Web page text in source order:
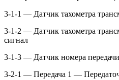
3-1-1 — Датчик тахометра
3-1-2 — Датчик тахометра
сигнал
3-1-3 — Датчик номера
3-2-1 — Передача 1 —